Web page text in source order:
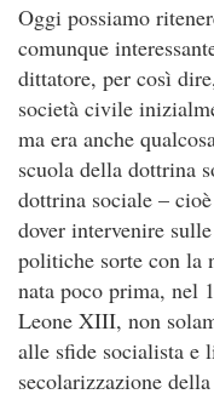
Oggi possiamo
comunque
dittatore, per così
società civile
ma era anche
scuola della dottrina
dottrina sociale –
dover intervenire
politiche sorte con la
nata poco prima, nel
Leone XIII, non
alle sfide socialista e
secolarizzazione